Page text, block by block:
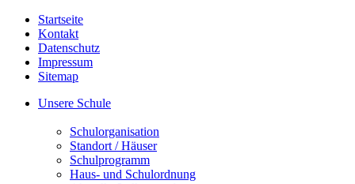
Startseite
Kontakt
Datenschutz
Impressum
Sitemap
Unsere Schule
Schulorganisation
Standort / Häuser
Schulprogramm
Haus- und Schulordnung